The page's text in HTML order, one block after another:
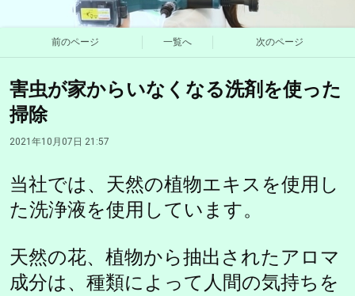
前のページ 一覧へ 次のページ
害虫が家からいなくなる洗剤を使った
掃除
2021年10月07日 21:57
当社では、天然の植物エキスを使用し
た洗浄液を使用しています。
天然の花、植物から抽出されたアロマ
成分は、種類によって人間の気持ちを